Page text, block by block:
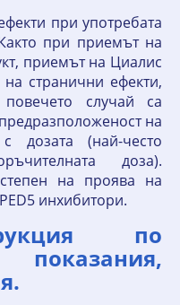
при употребата
при приемът на
приемът на Циалис
странични ефекти,
случай са
на
(най-често
доза).
на проява на
инхибитори.
по